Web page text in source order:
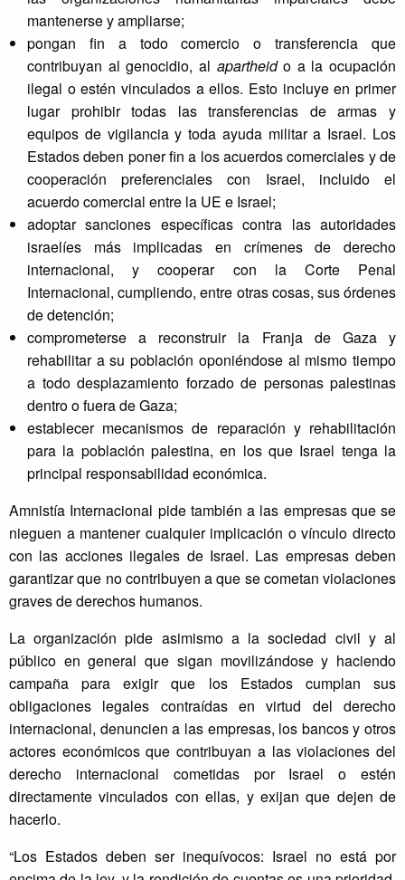
mantenerse y ampliarse;
pongan fin a todo comercio o transferencia que
contribuyan al genocidio, al apartheido a la ocupación
ilegal o estén vinculados a ellos. Esto incluye en primer
lugar prohibir todas las transferencias de armas y
equipos de vigilancia y toda ayuda militar a Israel. Los
Estados deben poner fin a los acuerdos comerciales y de
cooperación preferenciales con Israel, incluido el
acuerdo comercial entre la UE e Israel;
adoptar sanciones específicas contra las autoridades
israelíes más implicadas en crímenes de derecho
internacional, y cooperar con la Corte Penal
Internacional, cumpliendo, entre otras cosas, sus órdenes
de detención;
comprometerse a reconstruir la Franja de Gaza y
rehabilitar a su población oponiéndose al mismo tiempo
a todo desplazamiento forzado de personas palestinas
dentro o fuera de Gaza;
establecer mecanismos de reparación y rehabilitación
para la población palestina, en los que Israel tenga la
principal responsabilidad económica.
Amnistía Internacional pide también a las empresas que se
nieguen a mantener cualquier implicación o vínculo directo
con las acciones ilegales de Israel. Las empresas deben
garantizar que no contribuyen a que se cometan violaciones
graves de derechos humanos.
La organización pide asimismo a la sociedad civil y al
público en general que sigan movilizándose y haciendo
campaña para exigir que los Estados cumplan sus
obligaciones legales contraídas en virtud del derecho
internacional, denuncien a las empresas, los bancos y otros
actores económicos que contribuyan a las violaciones del
derecho internacional cometidas por Israel o estén
directamente vinculados con ellas, y exijan que dejen de
hacerlo.
“Los Estados deben ser inequívocos: Israel no está por